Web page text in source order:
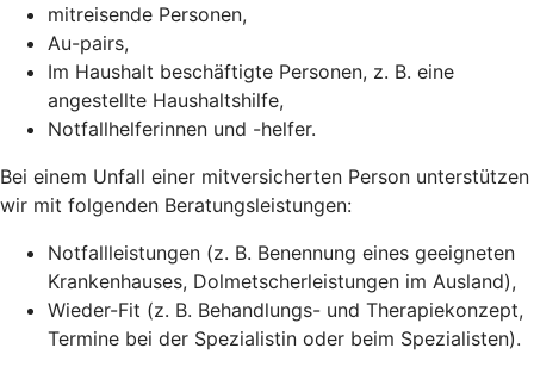
mitreisende Personen,
Au-pairs,
Im Haushalt beschäftigte Personen, z. B. eine
angestellte Haushaltshilfe,
Notfallhelferinnen und -helfer.
Bei einem Unfall einer mitversicherten Person unterstützen
wir mit folgenden Beratungsleistungen:
Notfallleistungen (z. B. Benennung eines geeigneten
Krankenhauses, Dolmetscherleistungen im Ausland),
Wieder-Fit (z. B. Behandlungs- und Therapiekonzept,
Termine bei der Spezialistin oder beim Spezialisten).